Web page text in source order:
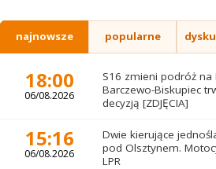
najnowsze popularne
18:00
06/08.2026
S16 zmieni podróż na
Barczewo-Biskupiec
decyzją [ZDJĘCIA]
15:16
06/08.2026
Dwie kierujące
pod Olsztynem.
LPR